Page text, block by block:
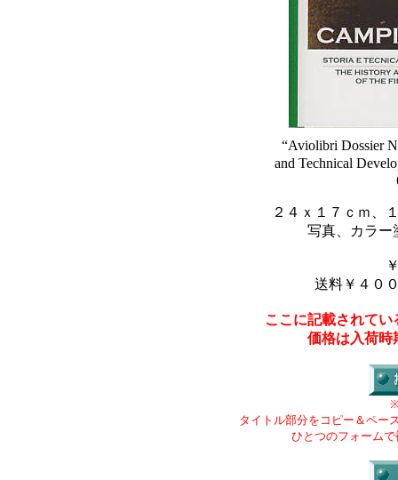
“Aviolibri Dossier
and Technical
２４ｘ１７ｃｍ、
写真、カラー
送料￥４０
ここに記載されて
価格は入荷時
タイトル部分をコピー＆ペー
ひとつのフォーム